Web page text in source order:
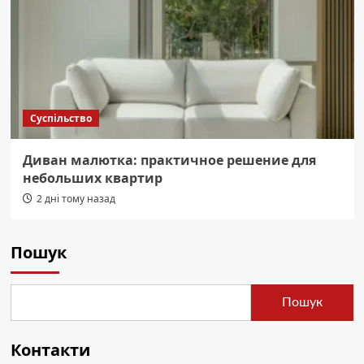
Суспільство
Диван малютка: практичное решение для
небольших квартир
2 дні тому назад
Пошук
Пошук
Контакти